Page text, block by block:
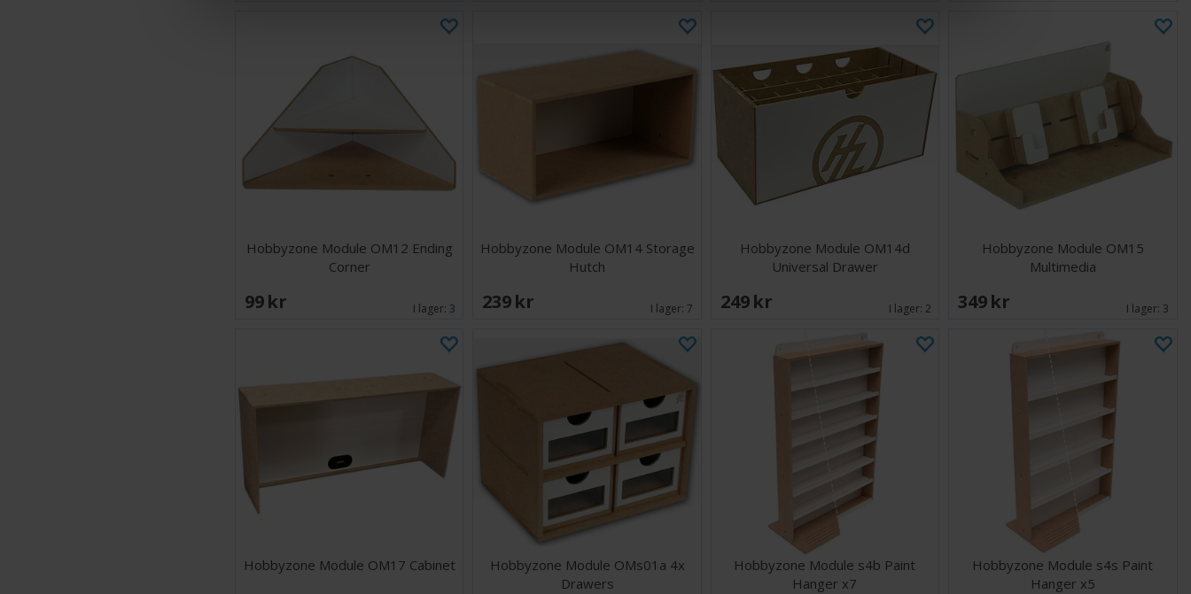
Hobbyzone Module OM12 Ending
Corner
99 SEK I lager: 3
Hobbyzone Module OM14 Storage
Hutch
239 SEK I lager:7
Hobbyzone Module OM14d
Universal Drawer
249 SEK I lager: 2
Hobbyzone Module OM15
Multimedia
349 SEK I lager: 3
Hobbyzone Module OM17 Cabinet
Hobbyzone Module OMs01a 4x
Drawers
Hobbyzone Module s4b Paint
Hanger x7
Hobbyzone Module s4s Paint
Hanger x5